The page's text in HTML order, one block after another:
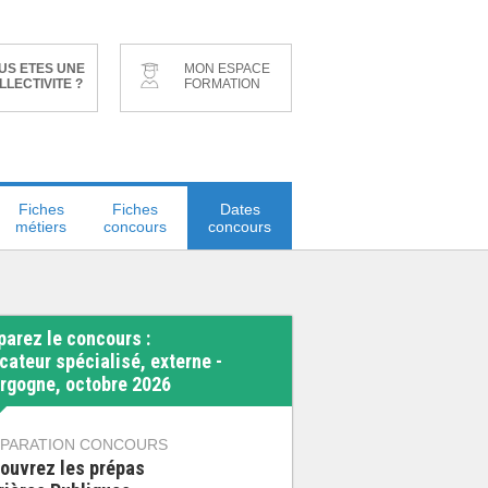
ETES UNE
?
MON ESPACE
FORMATION
Fiches
métiers
Fiches
concours
Dates
concours
le concours :
spécialisé, externe -
octobre 2026
CONCOURS
les prépas